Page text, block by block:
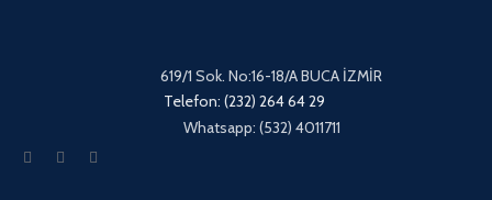
619/1 Sok. No:16-18/A BUCA İZMİR
Telefon: (232) 264 64 29
Whatsapp: (532) 4011711